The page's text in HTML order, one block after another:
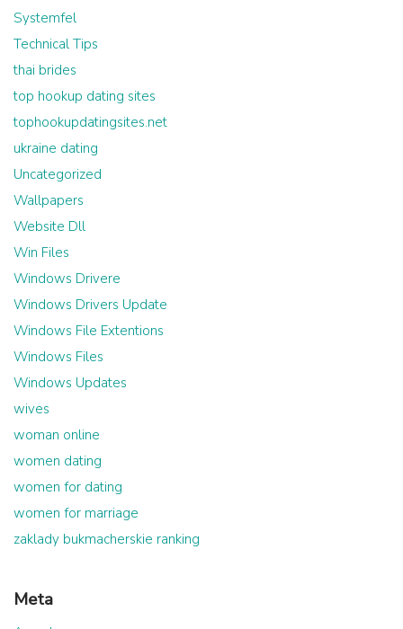
Systemfel
Technical Tips
thai brides
top hookup dating sites
tophookupdatingsites.net
ukraine dating
Uncategorized
Wallpapers
Website Dll
Win Files
Windows Drivere
Windows Drivers Update
Windows File Extentions
Windows Files
Windows Updates
wives
woman online
women dating
women for dating
women for marriage
zaklady bukmacherskie ranking
Meta